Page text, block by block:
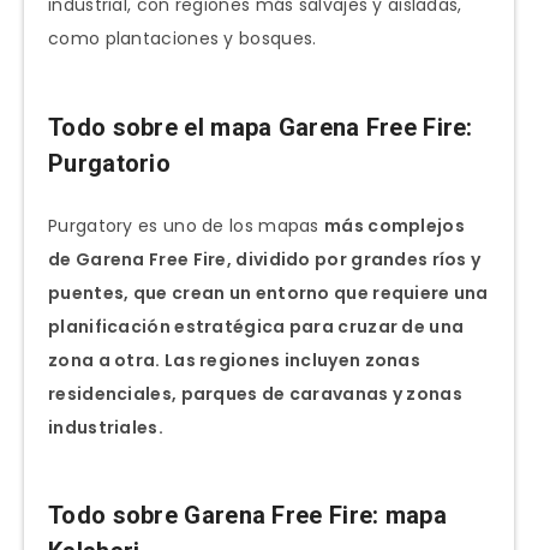
industrial, con regiones más salvajes y aisladas,
como plantaciones y bosques.
Todo sobre el mapa Garena Free Fire:
Purgatorio
Purgatory es uno de los mapas más complejos
de Garena Free Fire, dividido por grandes ríos y
puentes, que crean un entorno que requiere una
planificación estratégica para cruzar de una
zona a otra. Las regiones incluyen zonas
residenciales, parques de caravanas y zonas
industriales.
Todo sobre Garena Free Fire: mapa